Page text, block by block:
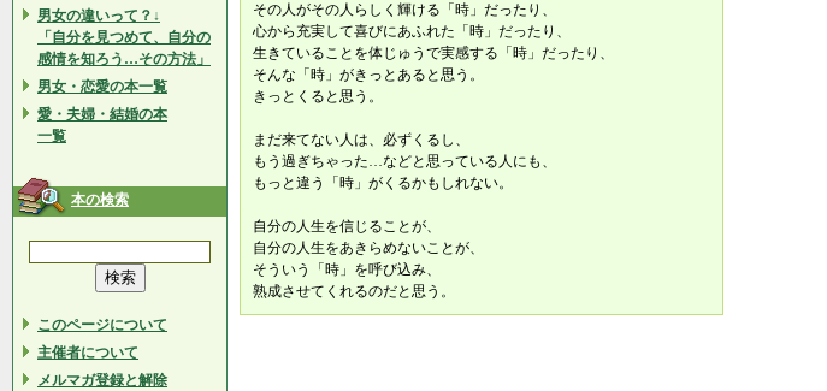
男女の違いって？↓
「自分を見つめて、自分の
感情を知ろう…その方法」
男女・恋愛の本一覧
愛・夫婦・結婚の本
一覧
本の検索
このページについて
主催者について
メルマガ登録と解除
その人がその人らしく輝ける「時」だったり、
心から充実して喜びにあふれた「時」だったり、
生きていることを体じゅうで実感する「時」だったり、
そんな「時」がきっとあると思う。
きっとくると思う。
まだ来てない人は、必ずくるし、
もう過ぎちゃった…などと思っている人にも、
もっと違う「時」がくるかもしれない。
自分の人生を信じることが、
自分の人生をあきらめないことが、
そういう「時」を呼び込み、
熟成させてくれるのだと思う。